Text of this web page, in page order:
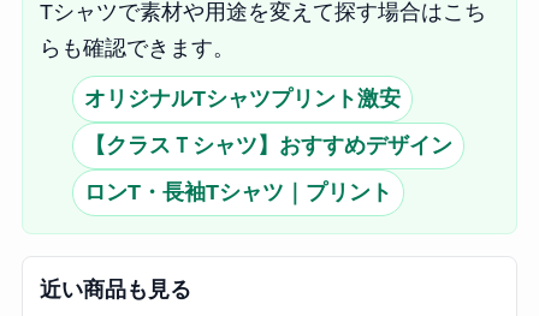
Tシャツで素材や用途を変えて探す場合はこち
らも確認できます。
オリジナルTシャツプリント激安
【クラスＴシャツ】おすすめデザイン
ロンT・長袖Tシャツ｜プリント
近い商品も見る